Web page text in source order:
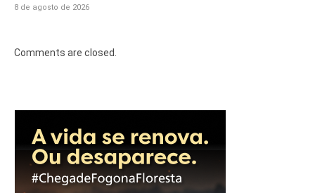
8 de agosto de 2026
Comments are closed.